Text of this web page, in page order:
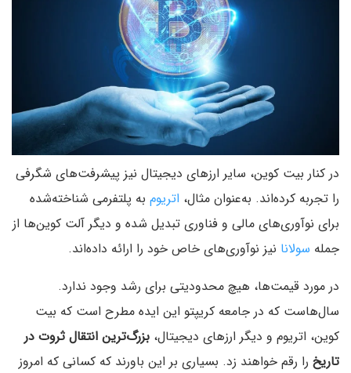
در کنار بیت کوین، سایر ارزهای دیجیتال نیز پیشرفت‌های شگرفی
را تجربه کرده‌اند. به‌عنوان مثال، اتریوم به پلتفرمی شناخته‌شده
برای نوآوری‌های مالی و فناوری تبدیل شده و دیگر آلت کوین‌ها از
جمله سولانا نیز نوآوری‌های خاص خود را ارائه داده‌اند.
در مورد قیمت‌ها، هیچ محدودیتی برای رشد وجود ندارد.
سال‌هاست که در جامعه کریپتو این ایده مطرح است که بیت
کوین، اتریوم و دیگر ارزهای دیجیتال، بزرگ‌ترین انتقال ثروت در
تاریخ را رقم خواهند زد. بسیاری بر این باورند که کسانی که امروز